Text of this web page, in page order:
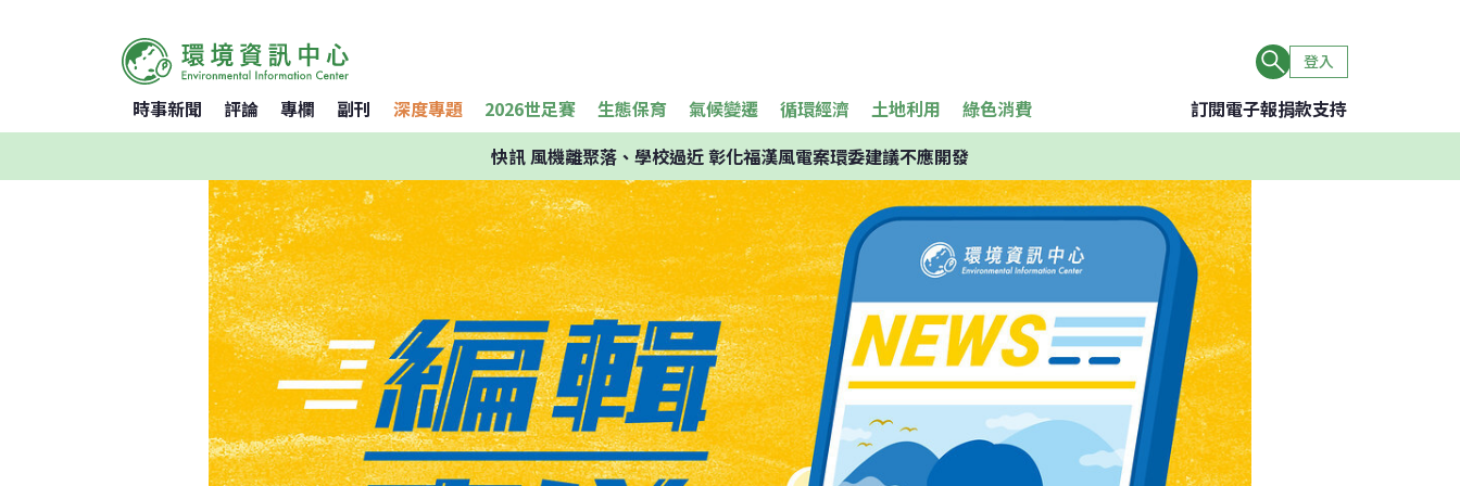
登入
時事新聞 評論 專欄 副刊 深度專題 2026世足賽 生態保育 氣候變遷 循環經濟 土地利用 綠色消費 訂閱電子報捐款支持
快訊風機離聚落、學校過近 彰化福漢風電案環委建議不應開發